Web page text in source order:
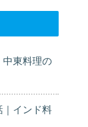
中東料理の
｜インド料